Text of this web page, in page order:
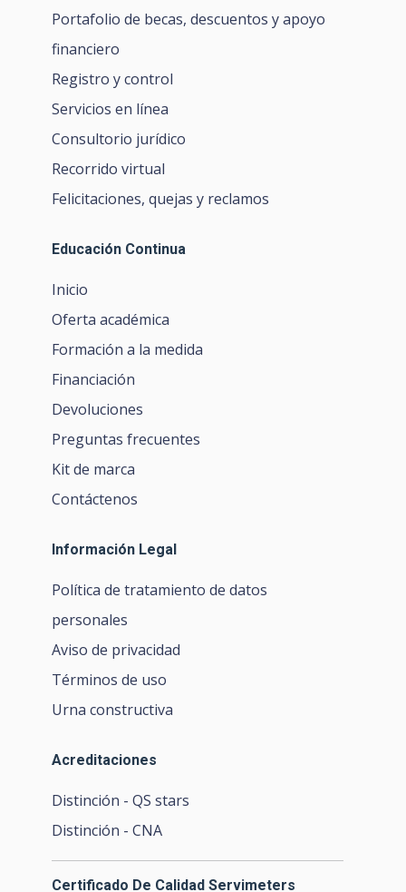
Portafolio de becas, descuentos y apoyo
financiero
Registro y control
Servicios en línea
Consultorio jurídico
Recorrido virtual
Felicitaciones, quejas y reclamos
Educación Continua
Inicio
Oferta académica
Formación a la medida
Financiación
Devoluciones
Preguntas frecuentes
Kit de marca
Contáctenos
Información Legal
Política de tratamiento de datos
personales
Aviso de privacidad
Términos de uso
Urna constructiva
Acreditaciones
Distinción - QS stars
Distinción - CNA
Certificado De Calidad Servimeters